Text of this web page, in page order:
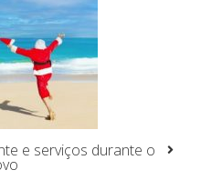
e serviços durante o